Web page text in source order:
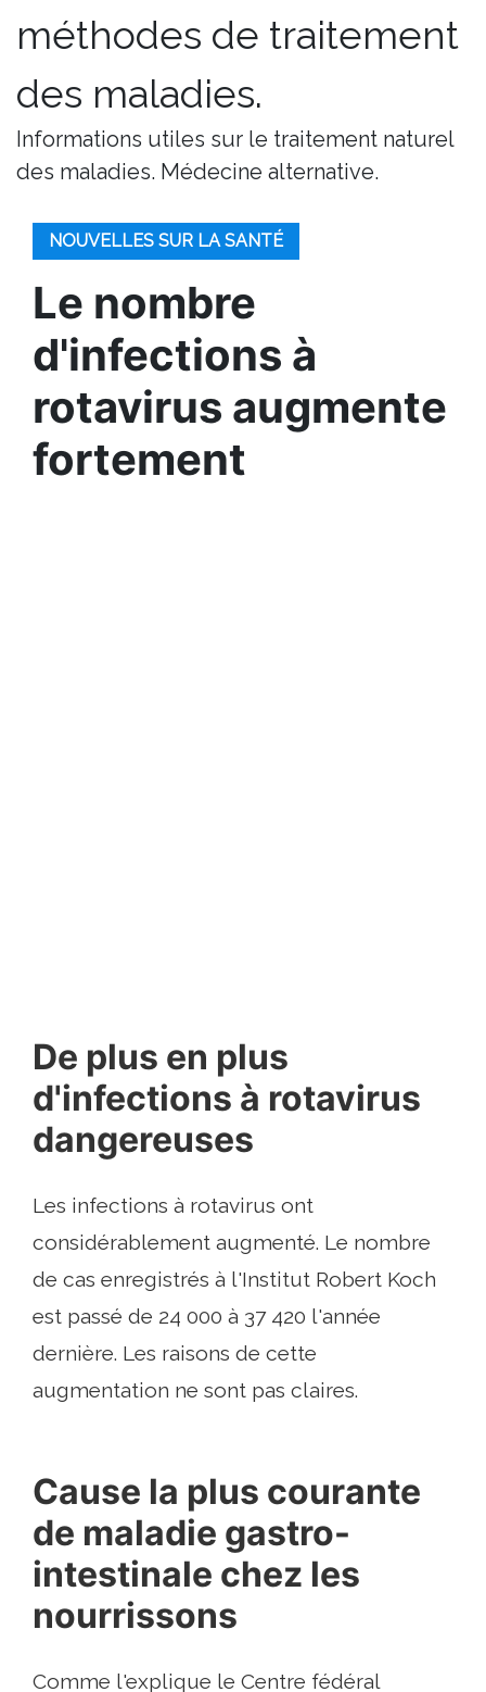
méthodes de traitement
des maladies.
Informations utiles sur le traitement naturel
des maladies. Médecine alternative.
NOUVELLES SUR LA SANTÉ
Le nombre
d'infections à
rotavirus augmente
fortement
De plus en plus
d'infections à rotavirus
dangereuses
Les infections à rotavirus ont
considérablement augmenté. Le nombre
de cas enregistrés à l'Institut Robert Koch
est passé de 24 000 à 37 420 l'année
dernière. Les raisons de cette
augmentation ne sont pas claires.
Cause la plus courante
de maladie gastro-
intestinale chez les
nourrissons
Comme l'explique le Centre fédéral